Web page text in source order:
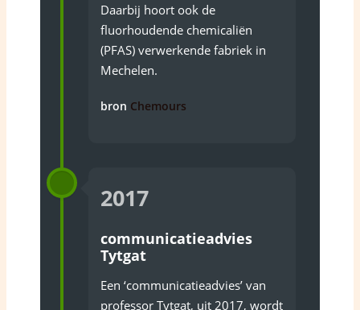
Daarbij hoort ook de
fluorhoudende chemicaliën
(PFAS) verwerkende fabriek in
Mechelen.
bron Chemours
2017
communicatieadvies
Tytgat
Een ‘communicatieadvies’ van
professor Tytgat, uit 2017, wordt